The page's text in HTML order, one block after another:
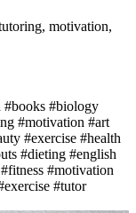
motivation,
#books #biology
#motivation #art
#exercise #health
#dieting #english
#fitness #motivation
#tutor